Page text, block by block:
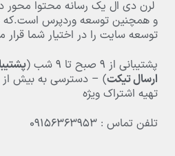
لرن دی ال یک رسانه محتوا محور
و همچنین توسعه وردپرس است.که
توسعه سایت را در اختیار شما قرار
پشتیبانی از ۹ صبح تا ۹ شب (
ارسال تیکت) – دسترسی به بیش از
تهیه اشتراک ویژه
تلفن تماس : ۰۹۱۵۶۳۶۳۹۵۳